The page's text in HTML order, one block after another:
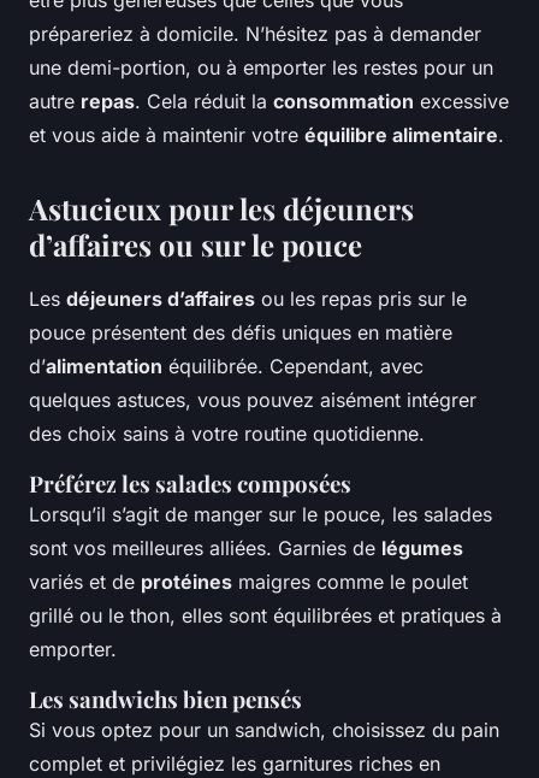
prépareriez à domicile. N’hésitez pas à demander
une demi-portion, ou à emporter les restes pour un
autre repas. Cela réduit la consommation excessive
et vous aide à maintenir votre équilibre alimentaire.
Astucieux pour les déjeuners
d’affaires ou sur le pouce
Les déjeuners d’affaires ou les repas pris sur le
pouce présentent des défis uniques en matière
d’alimentation équilibrée. Cependant, avec
quelques astuces, vous pouvez aisément intégrer
des choix sains à votre routine quotidienne.
Préférez les salades composées
Lorsqu’il s’agit de manger sur le pouce, les salades
sont vos meilleures alliées. Garnies de légumes
variés et de protéines maigres comme le poulet
grillé ou le thon, elles sont équilibrées et pratiques à
emporter.
Les sandwichs bien pensés
Si vous optez pour un sandwich, choisissez du pain
complet et privilégiez les garnitures riches en